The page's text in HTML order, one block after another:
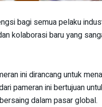
bagi semua pelaku
kolaborasi baru yang
ini dirancang untuk
pameran ini bertujuan
dalam pasar global.